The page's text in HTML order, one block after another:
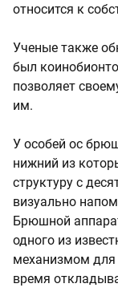
относится к
Ученые также
был
позволяет
им.
У особей ос
нижний из
структуру с
визуально
Брюшной
одного из
механизмом для
время